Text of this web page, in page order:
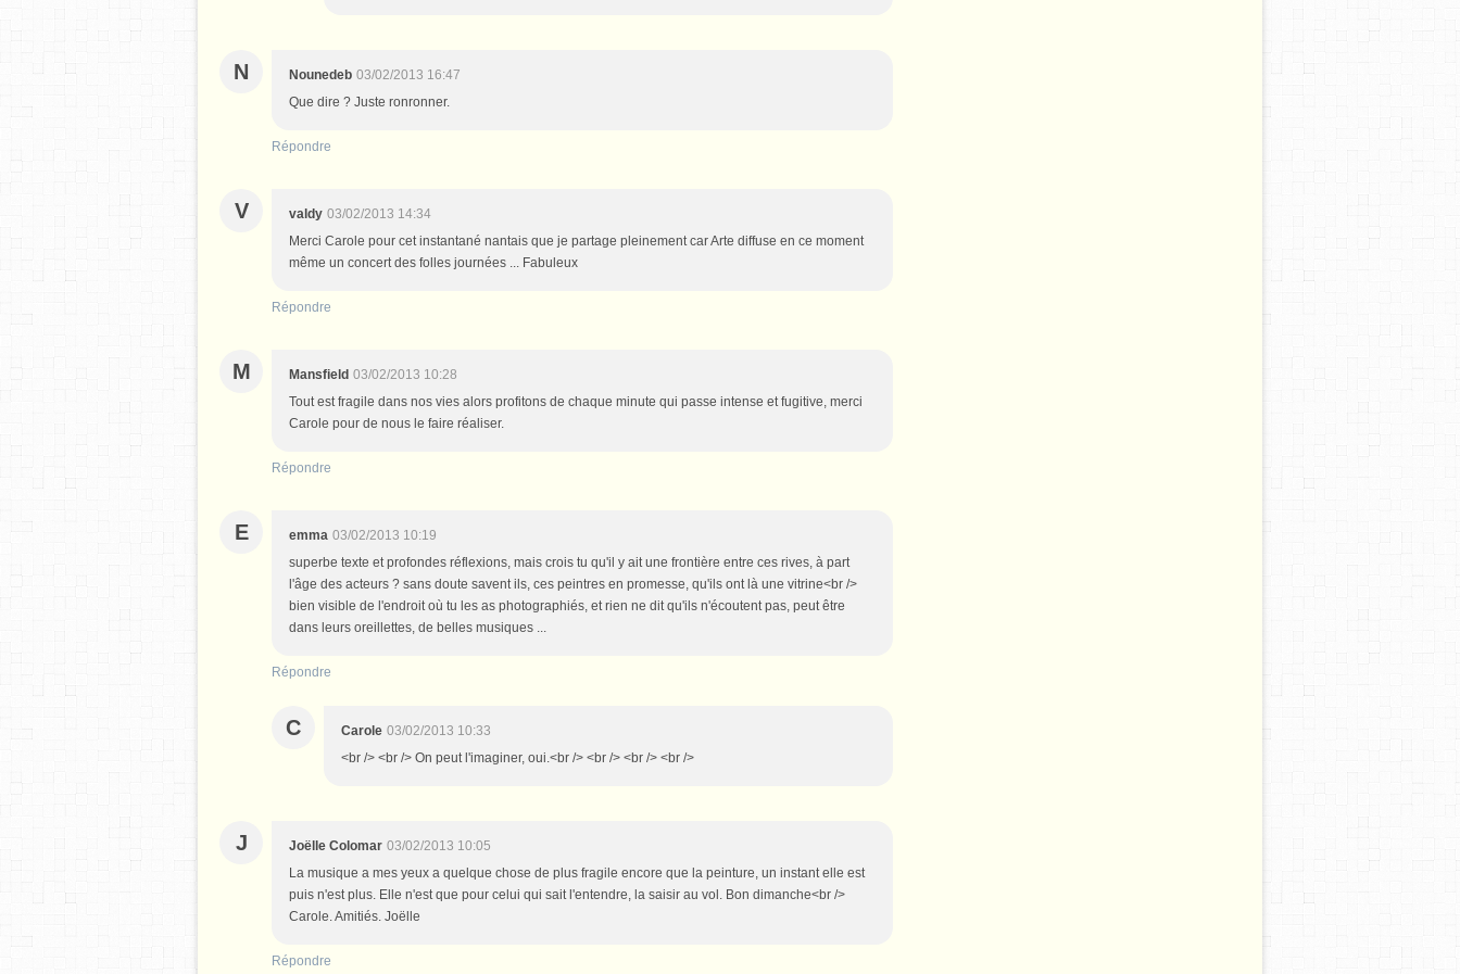
N Nounedeb 03/02/2013 16:47
Que dire ? Juste ronronner.
Répondre
V valdy 03/02/2013 14:34
Merci Carole pour cet instantané nantais que je partage pleinement car Arte diffuse en ce moment
même un concert des folles journées ... Fabuleux
Répondre
M Mansfield 03/02/2013 10:28
Tout est fragile dans nos vies alors profitons de chaque minute qui passe intense et fugitive, merci
Carole pour de nous le faire réaliser.
Répondre
E emma 03/02/2013 10:19
superbe texte et profondes réflexions, mais crois tu qu'il y ait une frontière entre ces rives, à part
l'âge des acteurs ? sans doute savent ils, ces peintres en promesse, qu'ils ont là une vitrine<br />
bien visible de l'endroit où tu les as photographiés, et rien ne dit qu'ils n'écoutent pas, peut être
dans leurs oreillettes, de belles musiques ...
Répondre
C Carole 03/02/2013 10:33
<br /> <br /> On peut l'imaginer, oui.<br /> <br /> <br /> <br />
J Joëlle Colomar 03/02/2013 10:05
La musique a mes yeux a quelque chose de plus fragile encore que la peinture, un instant elle est
puis n'est plus. Elle n'est que pour celui qui sait l'entendre, la saisir au vol. Bon dimanche<br />
Carole. Amitiés. Joëlle
Répondre